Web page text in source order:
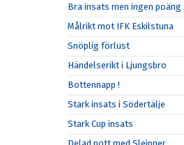
Bra insats men ingen poäng
Målrikt mot IFK Eskilstuna
Snöplig förlust
Händelserikt i Ljungsbro
Bottennapp !
Stark insats i Södertälje
Stark Cup insats